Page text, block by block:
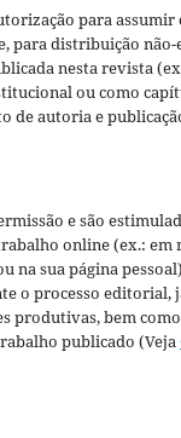
para
para distribuição
nesta revista
ou como
de autoria e
e são
online (ex.: em
na sua página
o processo editorial,
produtivas, bem
publicado (Veja